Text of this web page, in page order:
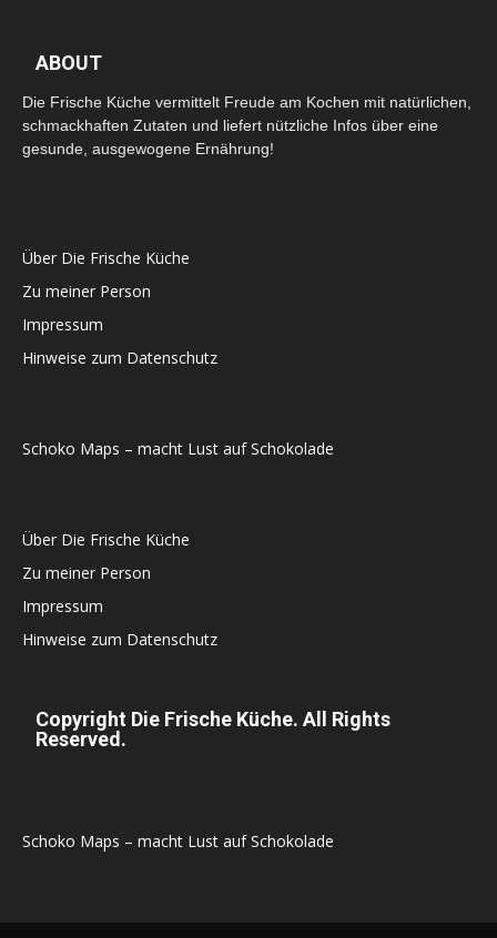
ABOUT
Die Frische Küche vermittelt Freude am Kochen mit natürlichen,
schmackhaften Zutaten und liefert nützliche Infos über eine
gesunde, ausgewogene Ernährung!
Über Die Frische Küche
Zu meiner Person
Impressum
Hinweise zum Datenschutz
Schoko Maps – macht Lust auf Schokolade
Über Die Frische Küche
Zu meiner Person
Impressum
Hinweise zum Datenschutz
Copyright Die Frische Küche. All Rights
Reserved.
Schoko Maps – macht Lust auf Schokolade